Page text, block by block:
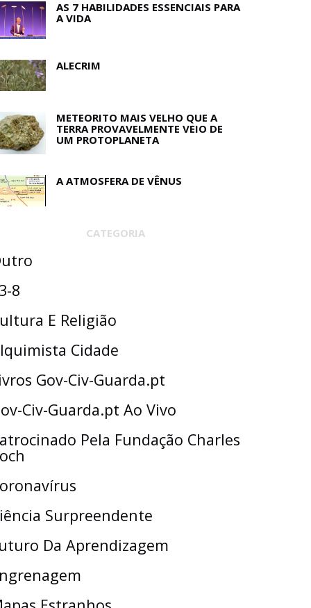
AS 7 HABILIDADES ESSENCIAIS PARA
A VIDA
ALECRIM
METEORITO MAIS VELHO QUE A
TERRA PROVAVELMENTE VEIO DE
UM PROTOPLANETA
A ATMOSFERA DE VÊNUS
CATEGORIA
8
E Religião
Cidade
Gov-Civ-Guarda.pt
Civ-Guarda.pt Ao Vivo
Pela Fundação Charles
Surpreendente
Da Aprendizagem